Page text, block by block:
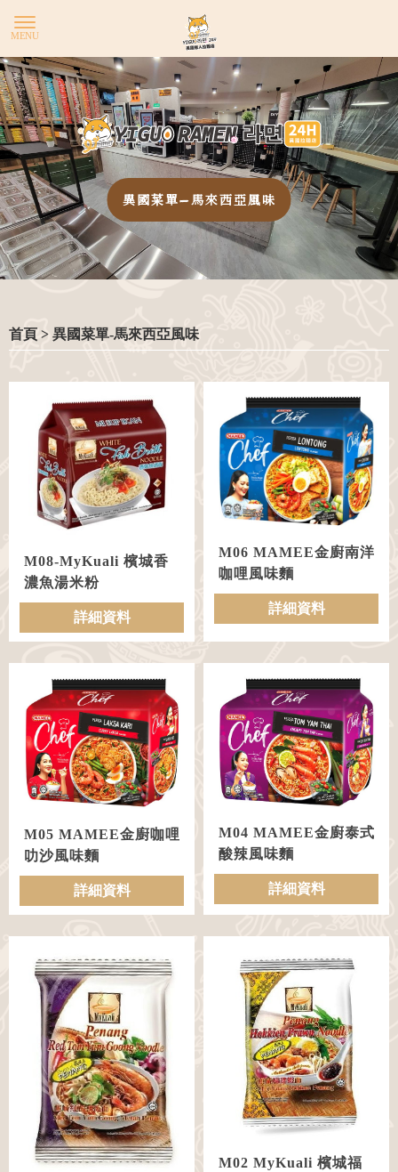
異國菜單-馬來西亞風味
首頁 > 異國菜單-馬來西亞風味
M08-MyKuali 檳城香
濃魚湯米粉
詳細資料
M06 MAMEE金廚南洋
咖哩風味麵
詳細資料
M05 MAMEE金廚咖哩
叻沙風味麵
詳細資料
M04 MAMEE金廚泰式
酸辣風味麵
詳細資料
M02 MyKuali 檳城福